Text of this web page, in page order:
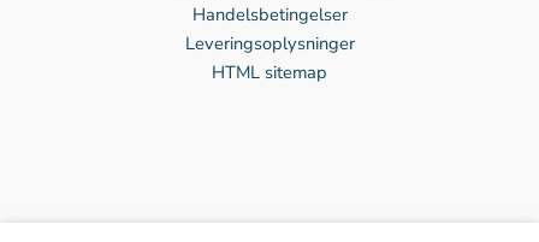
Handelsbetingelser
Leveringsoplysninger
HTML sitemap